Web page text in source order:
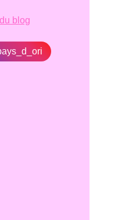
blog